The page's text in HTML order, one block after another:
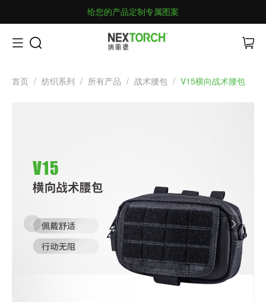
给您的产品定制专属图案
首页 / 纺织系列 / 所有产品 / 战术腰包 / V15横向战术腰包